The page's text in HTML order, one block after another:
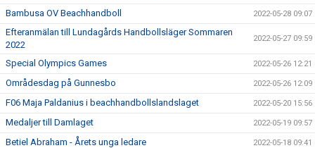
Bambusa OV Beachhandboll 2022-05-28 09:07
Efteranmälan till Lundagårds Handbollsläger Sommaren
2022
2022-05-27 09:59
Special Olympics Games 2022-05-26 12:21
Områdesdag på Gunnesbo 2022-05-26 12:09
F06 Maja Paldanius i beachhandbollslandslaget 2022-05-20 15:56
Medaljer till Damlaget 2022-05-19 09:57
Betiel Abraham - Årets unga ledare 2022-05-18 09:41